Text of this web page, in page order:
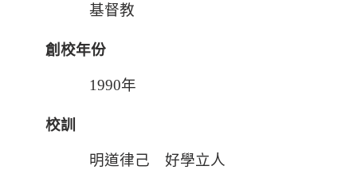
基督教
創校年份
1990年
校訓
明道律己 好學立人